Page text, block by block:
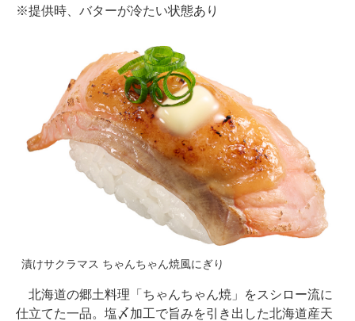
※提供時、バターが冷たい状態あり
漬けサクラマス ちゃんちゃん焼風にぎり
北海道の郷土料理「ちゃんちゃん焼」をスシロー流に
仕立てた一品。塩〆加工で旨みを引き出した北海道産天